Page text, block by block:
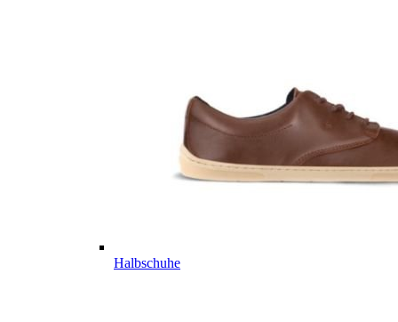
Halbschuhe